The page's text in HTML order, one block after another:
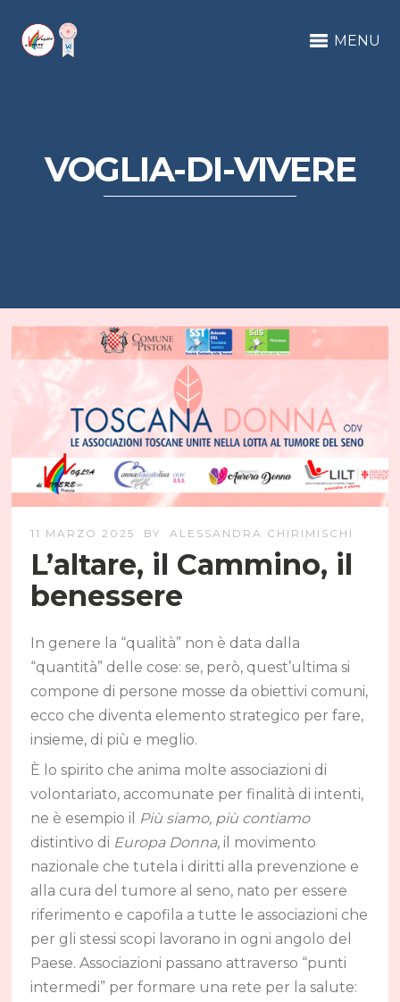
MENU
VOGLIA-DI-VIVERE
11 MARZO 2025 BY ALESSANDRA CHIRIMISCHI
L’altare, il Cammino, il
benessere
In genere la “qualità” non è data dalla
“quantità” delle cose: se, però, quest’ultima si
compone di persone mosse da obiettivi comuni,
ecco che diventa elemento strategico per fare,
insieme, di più e meglio.
È lo spirito che anima molte associazioni di
volontariato, accomunate per finalità di intenti,
ne è esempio il Più siamo, più contiamo
distintivo di Europa Donna, il movimento
nazionale che tutela i diritti alla prevenzione e
alla cura del tumore al seno, nato per essere
riferimento e capofila a tutte le associazioni che
per gli stessi scopi lavorano in ogni angolo del
Paese. Associazioni passano attraverso “punti
intermedi” per formare una rete per la salute: